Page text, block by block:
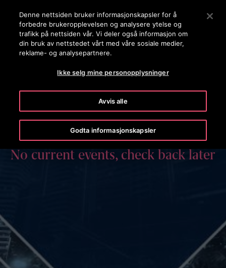
Trykk ENTER for å hoppe til Hovedinnhold
SØK
No current events, check back later
Denne nettsiden bruker informasjonskapsler for å
forbedre brukeropplevelsen og analysere ytelse og
trafikk på nettsiden vår. Vi deler også informasjon om
din bruk av nettstedet vårt med våre sosiale medier,
reklame- og analysepartnere.
Ikke selg mine personopplysninger
Avvis alle
Godta informasjonskapsler